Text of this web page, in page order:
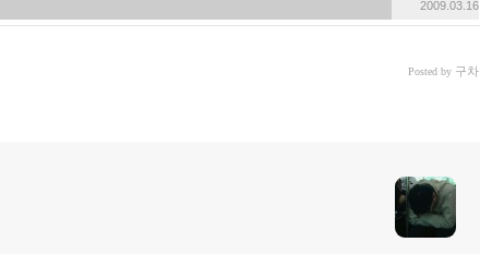
2009.03.16
Posted by 구